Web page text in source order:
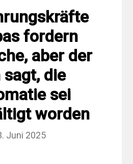
fordern
aber der
sagt, die
sei
worden
Juni 2025